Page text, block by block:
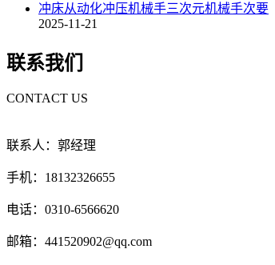
冲床从动化冲压机械手三次元机械手次要
2025-11-21
联系我们
CONTACT US
联系人：郭经理
手机：18132326655
电话：0310-6566620
邮箱：441520902@qq.com